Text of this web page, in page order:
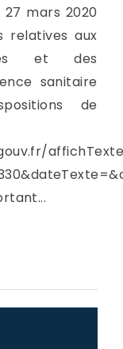
mars 2020
relatives aux
et des
sanitaire
de